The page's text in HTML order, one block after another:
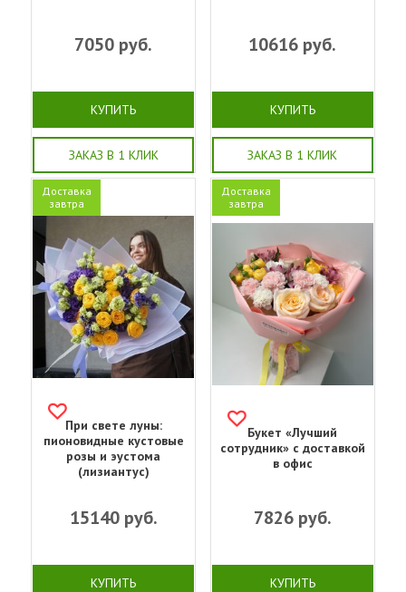
7050 руб.
КУПИТЬ
ЗАКАЗ В 1 КЛИК
10616 руб.
КУПИТЬ
ЗАКАЗ В 1 КЛИК
Доставка
завтра
При свете луны:
пионовидные кустовые
розы и эустома
(лизиантус)
15140руб.
КУПИТЬ
Доставка
завтра
Букет «Лучший
сотрудник» с доставкой
в офис
7826руб.
КУПИТЬ